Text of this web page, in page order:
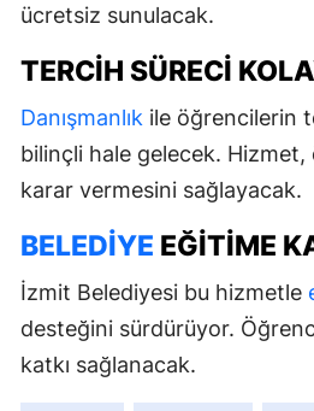
ücretsiz sunulacak.
TERCIH SÜRECI
Danışmanlık ile öğrencilerin
bilinçli hale gelecek.
karar vermesini sağlayacak.
BELEDIYE EĞITIME
İzmit Belediyesi bu hizmetle
desteğini sürdürüyor.
katkı sağlanacak.